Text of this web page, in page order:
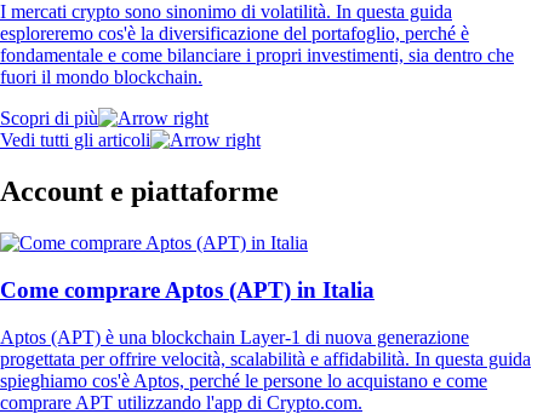
I mercati crypto sono sinonimo di volatilità. In questa guida
esploreremo cos'è la diversificazione del portafoglio, perché è
fondamentale e come bilanciare i propri investimenti, sia dentro che
fuori il mondo blockchain.
Scopri di più
Vedi tutti gli articoli
Account e piattaforme
Come comprare Aptos (APT) in Italia
Aptos (APT) è una blockchain Layer-1 di nuova generazione
progettata per offrire velocità, scalabilità e affidabilità. In questa guida
spieghiamo cos'è Aptos, perché le persone lo acquistano e come
comprare APT utilizzando l'app di Crypto.com.